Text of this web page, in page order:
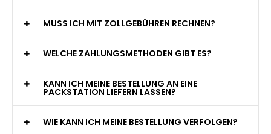
MUSS ICH MIT ZOLLGEBÜHREN RECHNEN?
WELCHE ZAHLUNGSMETHODEN GIBT ES?
KANN ICH MEINE BESTELLUNG AN EINE
PACKSTATION LIEFERN LASSEN?
WIE KANN ICH MEINE BESTELLUNG VERFOLGEN?